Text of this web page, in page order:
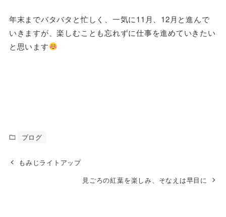
年末までバタバタと忙しく、一気に11月、12月と進んで
いきますが、楽しむことも忘れずに仕事を進めていきたい
と思います
ブログ
もみじライトアップ
見ごろの紅葉を楽しみ、そなえは早目に